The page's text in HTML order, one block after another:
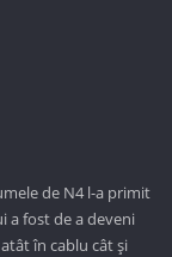
de N4 l-a primit
a fost de a deveni
în cablu cât și